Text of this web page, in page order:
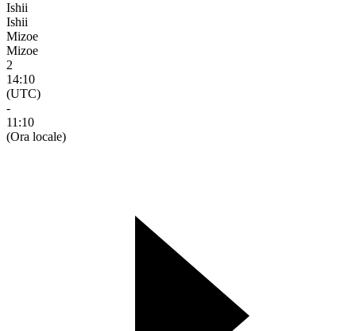
Ishii
Ishii
Mizoe
Mizoe
2
14:10
(UTC)
-
11:10
(Ora locale)